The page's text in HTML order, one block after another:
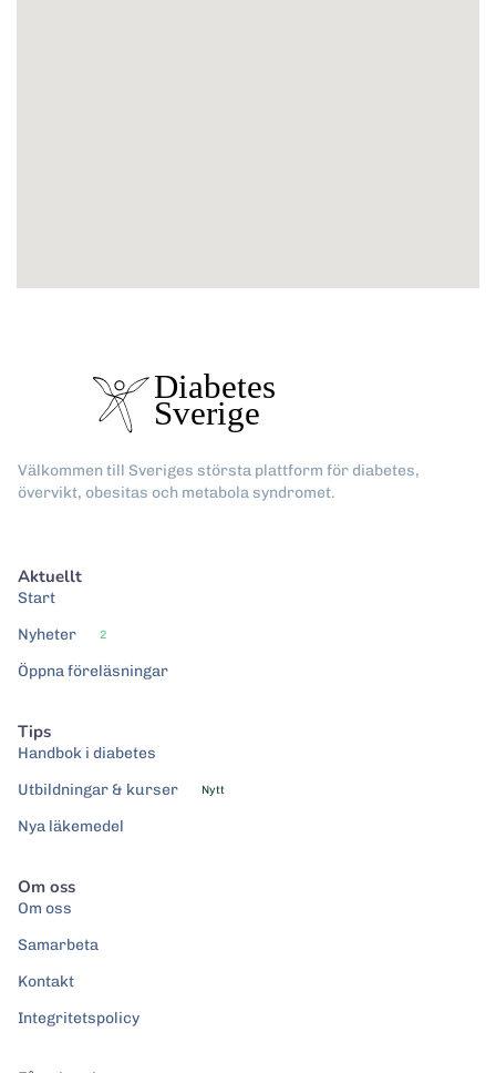
Välkommen till Sveriges största plattform för diabetes,
övervikt, obesitas och metabola syndromet.
Aktuellt
Start
Nyheter
2
Öppna föreläsningar
Tips
Handbok i diabetes
Utbildningar & kurser
Nytt
Nya läkemedel
Om oss
Om oss
Samarbeta
Kontakt
Integritetspolicy